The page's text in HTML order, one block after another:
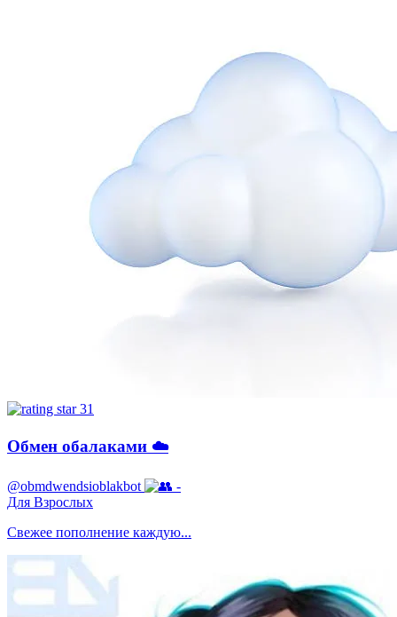
31
Обмен обалаками ☁️
@obmdwendsioblakbot
-
Для Взрослых
Свежее пополнение каждую...